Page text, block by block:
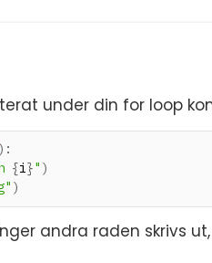
under din for loop
) :
{i}" )
)
andra raden skrivs